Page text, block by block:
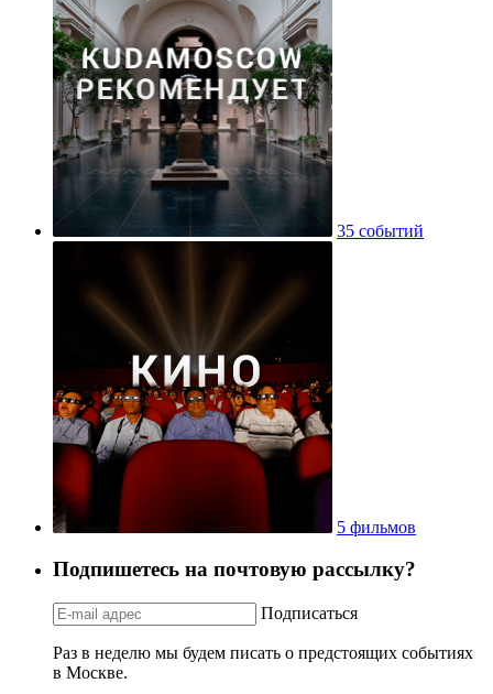
35 событий
5 фильмов
Подпишетесь на почтовую рассылку?
Подписаться
Раз в неделю мы будем писать о предстоящих событиях
в Москве.